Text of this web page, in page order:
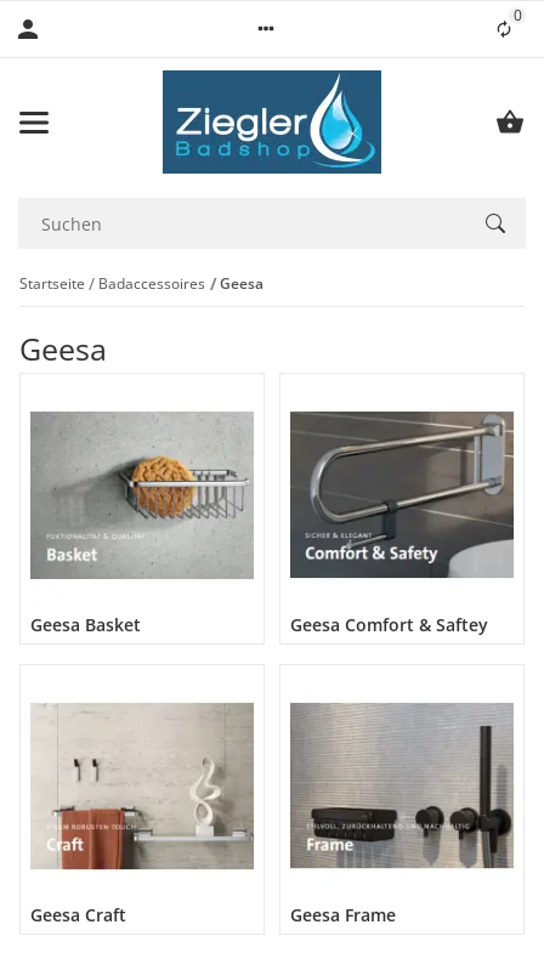
0
Startseite Badaccessoires Geesa
Geesa
Geesa Basket Geesa Comfort & Saftey
Geesa Craft Geesa Frame